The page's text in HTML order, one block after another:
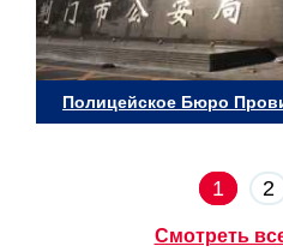
Полицейское Бюро
1 2
Смотреть